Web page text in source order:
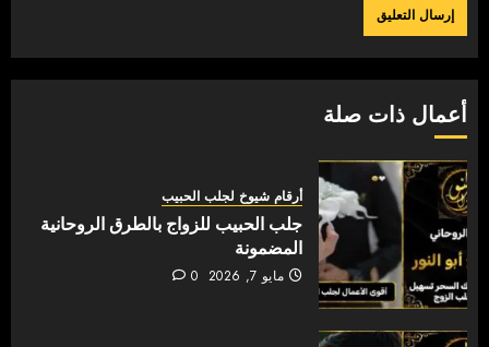
أعمال ذات صلة
أرقام شيوخ لجلب الحبيب
جلب الحبيب للزواج بالطرق الروحانية
المضمونة
مايو 7, 2026 0